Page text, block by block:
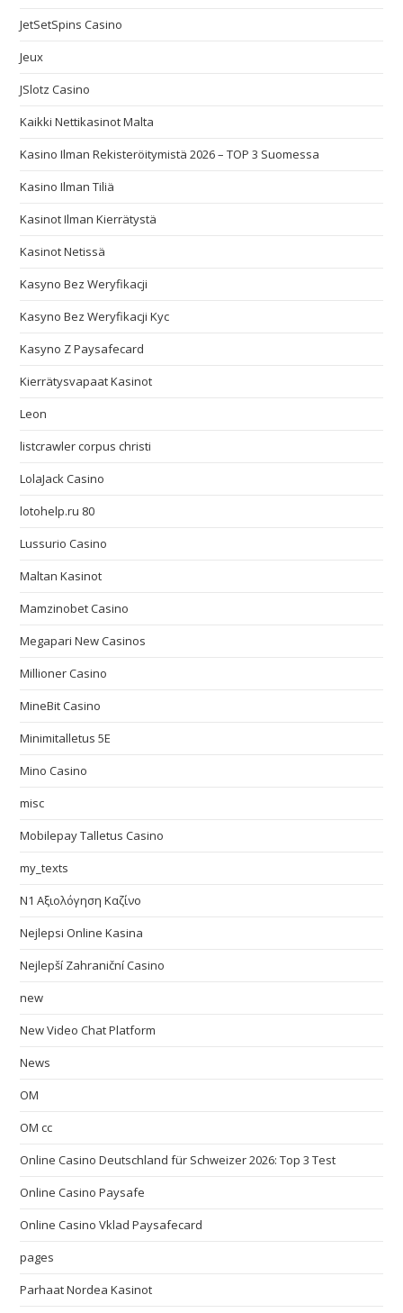
JetSetSpins Casino
Jeux
JSlotz Casino
Kaikki Nettikasinot Malta
Kasino Ilman Rekisteröitymistä 2026 – TOP 3 Suomessa
Kasino Ilman Tiliä
Kasinot Ilman Kierrätystä
Kasinot Netissä
Kasyno Bez Weryfikacji
Kasyno Bez Weryfikacji Kyc
Kasyno Z Paysafecard
Kierrätysvapaat Kasinot
Leon
listcrawler corpus christi
LolaJack Casino
lotohelp.ru 80
Lussurio Casino
Maltan Kasinot
Mamzinobet Casino
Megapari New Casinos
Millioner Casino
MineBit Casino
Minimitalletus 5E
Mino Casino
misc
Mobilepay Talletus Casino
my_texts
N1 Αξιολόγηση Καζίνο
Nejlepsi Online Kasina
Nejlepší Zahraniční Casino
new
New Video Chat Platform
News
OM
OM cc
Online Casino Deutschland für Schweizer 2026: Top 3 Test
Online Casino Paysafe
Online Casino Vklad Paysafecard
pages
Parhaat Nordea Kasinot